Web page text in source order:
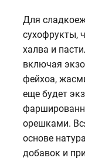
Для
сухофрукты,
халва и
включая
фейхоа,
еще будет
орешками.
основе
добавок и